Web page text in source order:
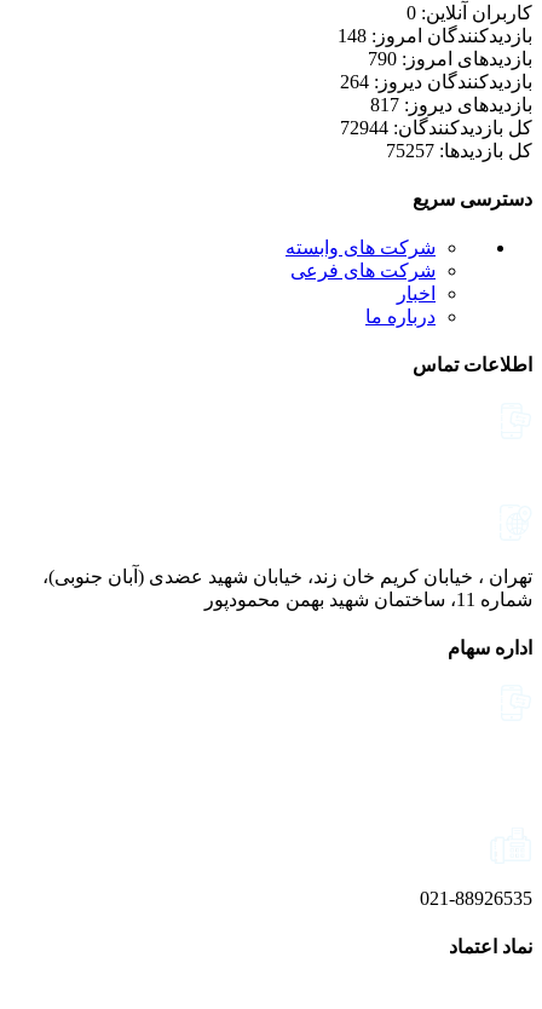
کاربران آنلاین: 0
بازدیدکنندگان امروز: 148
بازدیدهای امروز: 790
بازدیدکنندگان دیروز: 264
بازدیدهای دیروز: 817
کل بازدیدکنند‌گان: 72944
کل بازدیدها: 75257
دسترسی سریع
شرکت های وابسته
شرکت های فرعی
اخبار
درباره ما
اطلاعات تماس
تهران ، خیابان کریم خان زند، خیابان شهید عضدی (آبان جنوبی)،
شماره 11، ساختمان شهید بهمن محمودپور
اداره سهام
021-88926535
نماد اعتماد